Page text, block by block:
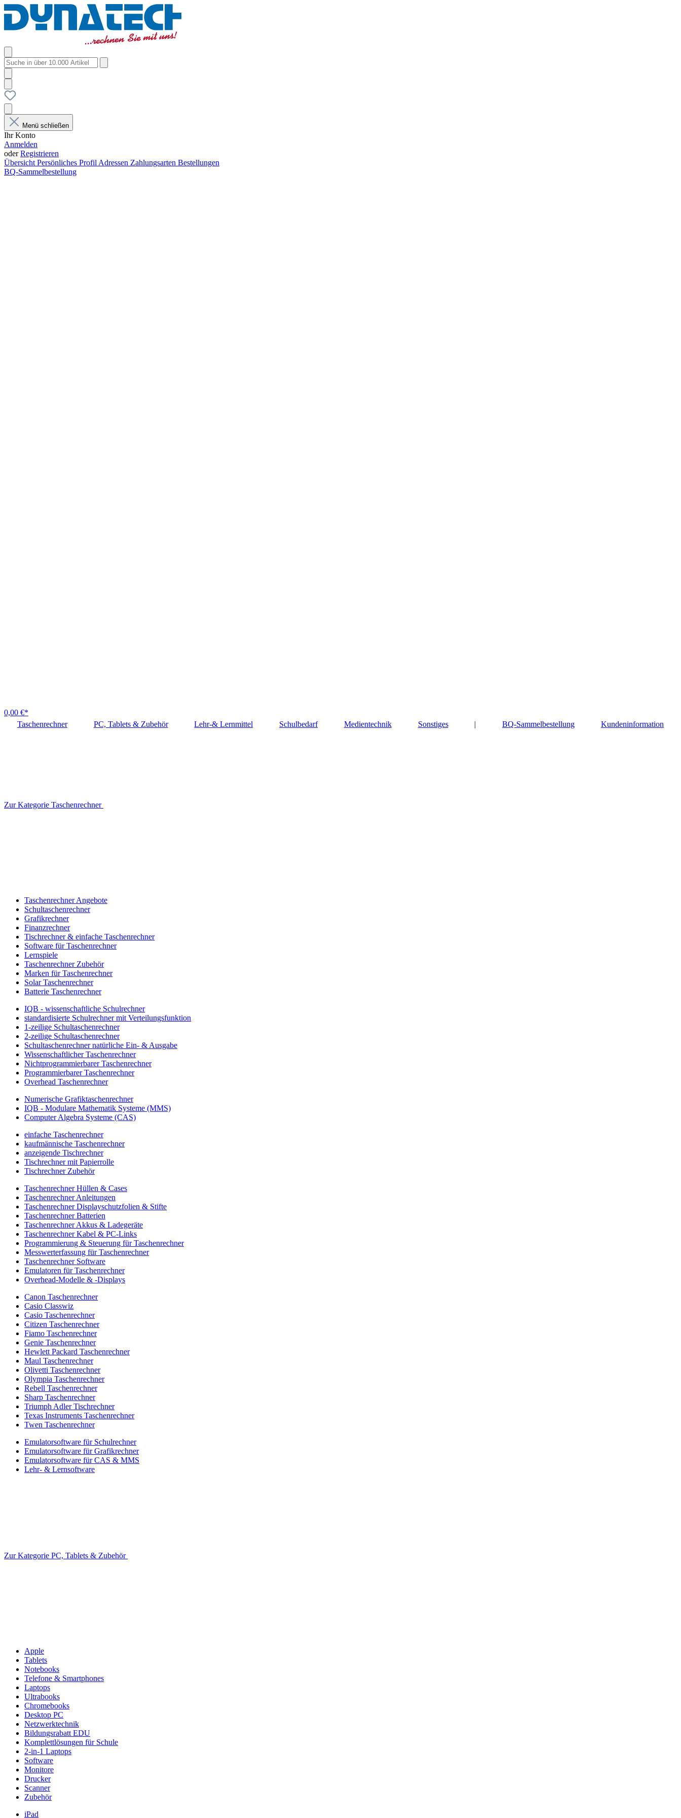
Menü schließen
Ihr Konto
Anmelden
oderRegistrieren
Übersicht Persönliches Profil Adressen Zahlungsarten Bestellungen
BQ-Sammelbestellung
0,00 €*
Taschenrechner
PC, Tablets & Zubehör Lehr-& Lernmittel Schulbedarf Medientechnik Sonstiges | BQ-Sammelbestellung Kundeninformation
Zur Kategorie Taschenrechner
Taschenrechner Angebote
Schultaschenrechner
Grafikrechner
Finanzrechner
Tischrechner & einfache Taschenrechner
Software für Taschenrechner
Lernspiele
Taschenrechner Zubehör
Marken für Taschenrechner
Solar Taschenrechner
Batterie Taschenrechner
IQB - wissenschaftliche Schulrechner
standardisierte Schulrechner mit Verteilungsfunktion
1-zeilige Schultaschenrechner
2-zeilige Schultaschenrechner
Schultaschenrechner natürliche Ein- & Ausgabe
Wissenschaftlicher Taschenrechner
Nichtprogrammierbarer Taschenrechner
Programmierbarer Taschenrechner
Overhead Taschenrechner
Numerische Grafiktaschenrechner
IQB - Modulare Mathematik Systeme (MMS)
Computer Algebra Systeme (CAS)
einfache Taschenrechner
kaufmännische Taschenrechner
anzeigende Tischrechner
Tischrechner mit Papierrolle
Tischrechner Zubehör
Taschenrechner Hüllen & Cases
Taschenrechner Anleitungen
Taschenrechner Displayschutzfolien & Stifte
Taschenrechner Batterien
Taschenrechner Akkus & Ladegeräte
Taschenrechner Kabel & PC-Links
Programmierung & Steuerung für Taschenrechner
Messwerterfassung für Taschenrechner
Taschenrechner Software
Emulatoren für Taschenrechner
Overhead-Modelle & -Displays
Canon Taschenrechner
Casio Classwiz
Casio Taschenrechner
Citizen Taschenrechner
Fiamo Taschenrechner
Genie Taschenrechner
Hewlett Packard Taschenrechner
Maul Taschenrechner
Olivetti Taschenrechner
Olympia Taschenrechner
Rebell Taschenrechner
Sharp Taschenrechner
Triumph Adler Tischrechner
Texas Instruments Taschenrechner
Twen Taschenrechner
Emulatorsoftware für Schulrechner
Emulatorsoftware für Grafikrechner
Emulatorsoftware für CAS & MMS
Lehr- & Lernsoftware
Zur Kategorie PC, Tablets & Zubehör
Apple
Tablets
Notebooks
Telefone & Smartphones
Laptops
Ultrabooks
Chromebooks
Desktop PC
Netzwerktechnik
Bildungsrabatt EDU
Komplettlösungen für Schule
2-in-1 Laptops
Software
Monitore
Drucker
Scanner
Zubehör
iPad